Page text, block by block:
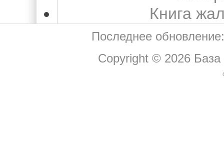
Книга
Последнее
Copyright © 2026 База